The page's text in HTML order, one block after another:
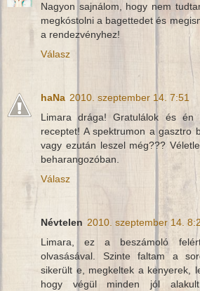
Nagyon sajnálom, hogy nem
megkóstolni a bagettedet és
a rendezvényhez!
Válasz
haNa 2010. szeptember 14. 7:51
Limara drága! Gratulálok és
receptet! A spektrumon a gasztro
vagy ezután leszel még???
beharangozóban.
Válasz
Névtelen 2010. szeptember 14.
Limara, ez a beszámoló
olvasásával. Szinte faltam a
sikerült e, megkeltek a kenyerek,
hogy végül minden jól